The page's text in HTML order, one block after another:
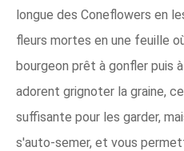
longue des Coneflowers en
fleurs mortes en une feuille
bourgeon prêt à gonfler puis
adorent grignoter la graine,
suffisante pour les garder,
s'auto-semer, et vous